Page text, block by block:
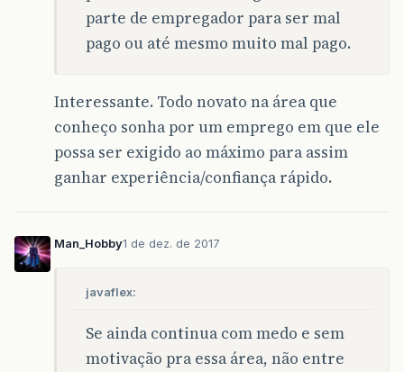
parte de empregador para ser mal
pago ou até mesmo muito mal pago.
Interessante. Todo novato na área que
conheço sonha por um emprego em que ele
possa ser exigido ao máximo para assim
ganhar experiência/confiança rápido.
Man_Hobby1 de dez. de 2017
javaflex:
Se ainda continua com medo e sem
motivação pra essa área, não entre